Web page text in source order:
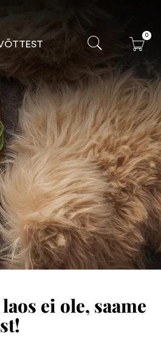
0
ei ole, saame